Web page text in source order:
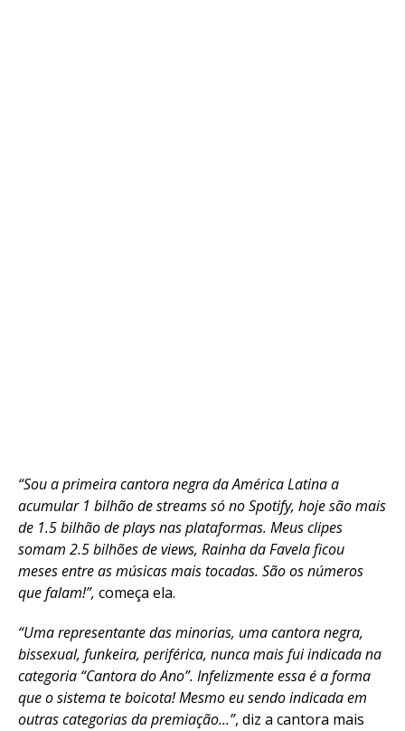
“Sou a primeira cantora negra da América Latina a
acumular 1 bilhão de streams só no Spotify, hoje são mais
de 1.5 bilhão de plays nas plataformas. Meus clipes
somam 2.5 bilhões de views, Rainha da Favela ficou
meses entre as músicas mais tocadas. São os números
que falam!”, começa ela.
“Uma representante das minorias, uma cantora negra,
bissexual, funkeira, periférica, nunca mais fui indicada na
categoria “Cantora do Ano”. Infelizmente essa é a forma
que o sistema te boicota! Mesmo eu sendo indicada em
outras categorias da premiação…”, diz a cantora mais